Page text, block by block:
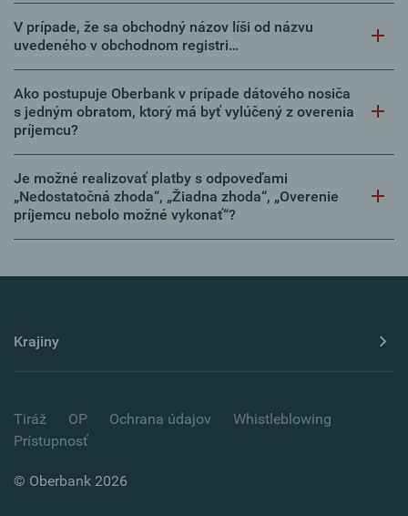
V prípade, že sa obchodný názov líši od názvu
uvedeného v obchodnom registri…
Ako postupuje Oberbank v prípade dátového nosiča
s jedným obratom, ktorý má byť vylúčený z overenia
príjemcu?
Je možné realizovať platby s odpoveďami
„Nedostatočná zhoda“, „Žiadna zhoda“, „Overenie
príjemcu nebolo možné vykonať“?
Krajiny
Tiráž OP Ochrana údajov
Whistleblowing
Prístupnosť
© Oberbank 2026